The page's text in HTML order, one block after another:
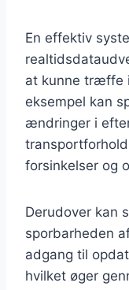
En effektiv
at kunne træffe
eksempel kan
ændringer i
forsinkelser og
Derudover kan
sporbarheden
adgang til
hvilket øger